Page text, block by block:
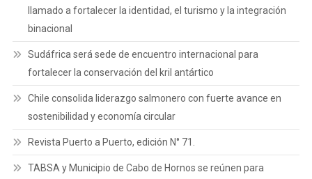
llamado a fortalecer la identidad, el turismo y la integración
binacional
Sudáfrica será sede de encuentro internacional para
fortalecer la conservación del kril antártico
Chile consolida liderazgo salmonero con fuerte avance en
sostenibilidad y economía circular
Revista Puerto a Puerto, edición N° 71.
TABSA y Municipio de Cabo de Hornos se reúnen para